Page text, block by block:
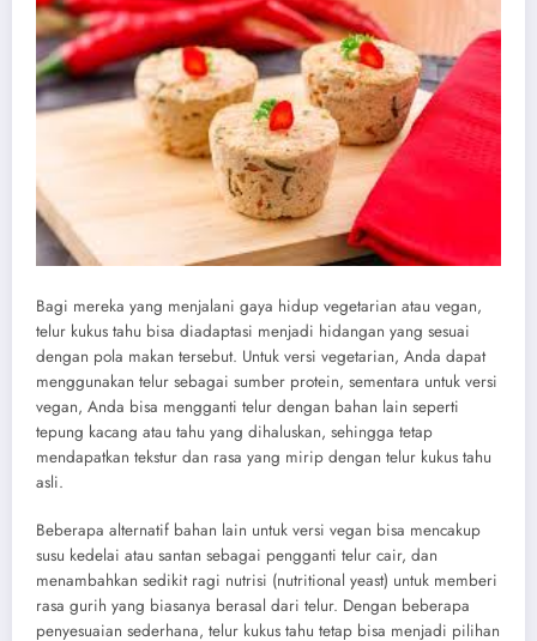
Bagi mereka yang menjalani gaya hidup vegetarian atau vegan,
telur kukus tahu bisa diadaptasi menjadi hidangan yang sesuai
dengan pola makan tersebut. Untuk versi vegetarian, Anda dapat
menggunakan telur sebagai sumber protein, sementara untuk versi
vegan, Anda bisa mengganti telur dengan bahan lain seperti
tepung kacang atau tahu yang dihaluskan, sehingga tetap
mendapatkan tekstur dan rasa yang mirip dengan telur kukus tahu
asli.
Beberapa alternatif bahan lain untuk versi vegan bisa mencakup
susu kedelai atau santan sebagai pengganti telur cair, dan
menambahkan sedikit ragi nutrisi (nutritional yeast) untuk memberi
rasa gurih yang biasanya berasal dari telur. Dengan beberapa
penyesuaian sederhana, telur kukus tahu tetap bisa menjadi pilihan